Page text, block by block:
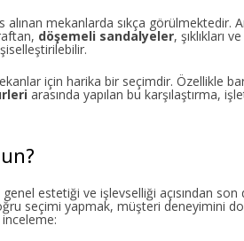
alınan mekanlarda sıkça görülmektedir.
döşemeli sandalyeler, şıklıkları
için harika bir seçimdir. Özellikle
arasında yapılan bu karşılaştırma,
estetiği ve işlevselliği açısından
seçimi yapmak, müşteri deneyimini